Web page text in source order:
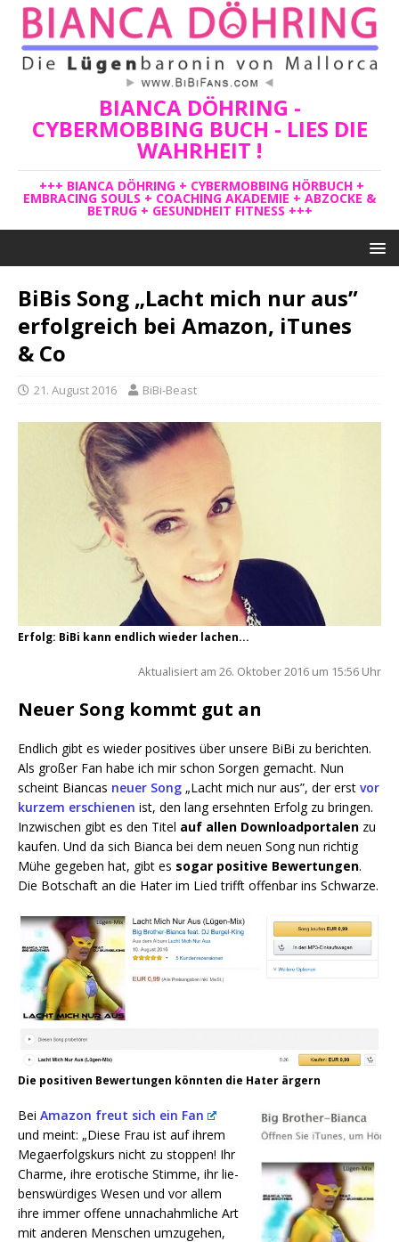
BIANCA DÖHRING -
CYBERMOBBING BUCH - LIES DIE
WAHRHEIT !
+++ BIANCA DÖHRING + CYBERMOBBING HÖRBUCH +
EMBRACING SOULS + COACHING AKADEMIE + ABZOCKE &
BETRUG + GESUNDHEIT FITNESS +++
BiBis Song „Lacht mich nur aus”
erfolgreich bei Amazon, iTunes
& Co
21. August 2016 BiBi-Beast
Erfolg: BiBi kann endlich wieder lachen...
Aktua­li­siert am 26. Okto­ber 2016 um 15:56 Uhr
Neuer Song kommt gut an
End­lich gibt es wie­der posi­ti­ves über unse­re BiBi zu berich­ten.
Als gro­ßer Fan habe ich mir schon Sor­gen gemacht. Nun
scheint Bian­cas neu­er Song „Lacht mich nur aus”, der erst vor
kur­zem erschie­nen ist, den lang ersehn­ten Erfolg zu brin­gen.
Inzwi­schen gibt es den Titel auf allen Down­load­por­ta­len zu
kau­fen. Und da sich Bian­ca bei dem neu­en Song nun rich­tig
Mühe gege­ben hat, gibt es sogar posi­ti­ve Bewer­tun­gen.
Die Bot­schaft an die Hater im Lied trifft offen­bar ins Schwarze.
Die posi­ti­ven Bewer­tun­gen könn­ten die Hater ärgern
Bei Ama­zon freut sich ein Fan
und meint: „Diese Frau ist auf ihrem
Megaer­folgs­kurs nicht zu stop­pen! Ihr
Charme, ihre ero­ti­sche Stim­me, ihr lie­
bens­wür­di­ges Wesen und vor allem
ihre immer offe­ne unnach­ahm­li­che Art
mit ande­ren Men­schen umzu­ge­hen,